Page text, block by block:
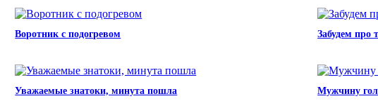
Воротник с подогревом Забудем про
Уважаемые знатоки, минута пошла Мужчину